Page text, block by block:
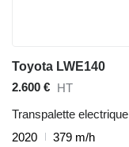
Toyota LWE140
2.600 € HT
Transpalette electrique
2020
379 m/h